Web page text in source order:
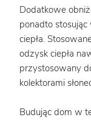
Dodatkowe
ponadto
ciepła.
odzysk ciepła
przystosowany
kolektorami
Budując dom w